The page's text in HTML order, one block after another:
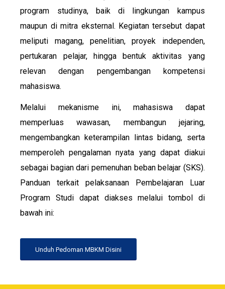
program studinya, baik di lingkungan kampus
maupun di mitra eksternal. Kegiatan tersebut dapat
meliputi magang, penelitian, proyek independen,
pertukaran pelajar, hingga bentuk aktivitas yang
relevan dengan pengembangan kompetensi
mahasiswa.
Melalui mekanisme ini, mahasiswa dapat
memperluas wawasan, membangun jejaring,
mengembangkan keterampilan lintas bidang, serta
memperoleh pengalaman nyata yang dapat diakui
sebagai bagian dari pemenuhan beban belajar (SKS).
Panduan terkait pelaksanaan Pembelajaran Luar
Program Studi dapat diakses melalui tombol di
bawah ini:
Unduh Pedoman MBKM Disini